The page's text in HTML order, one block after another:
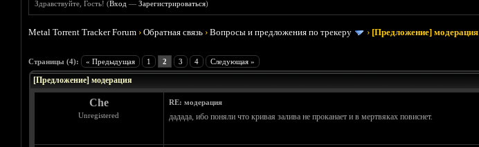
Здравствуйте, Гость! (Вход —Зарегистрироваться)
Metal Torrent Tracker Forum ›Обратная связь ›Вопросы и предложения по трекеру › [Предложение] модерация
Страницы (4): « Предыдущая 1 2 3 4 Следующая »
Голосов: 1 - Средняя оценка: 5
1
2
3
4
5
[Предложение] модерация
Che
Unregistered
RE: модерация
дадада, ибо поняли что кривая залива не проканает и в мертвяках повиснет.